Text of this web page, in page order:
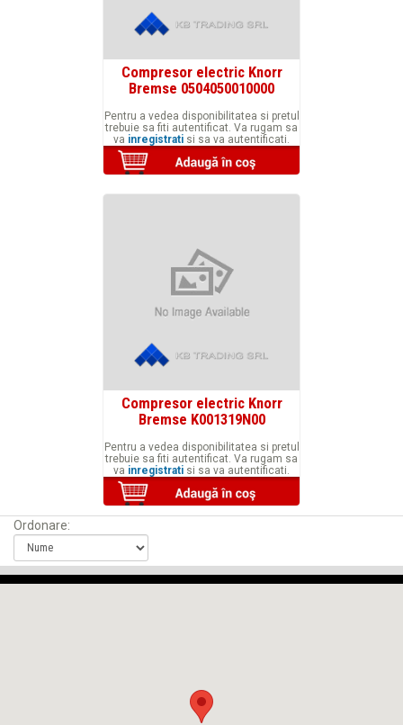
Compresor electric Knorr
Bremse 0504050010000
Pentru a vedea disponibilitatea si pretul
trebuie sa fiti autentificat. Va rugam sa
va inregistrati si sa va autentificati.
Compresor electric Knorr
Bremse K001319N00
Pentru a vedea disponibilitatea si pretul
trebuie sa fiti autentificat. Va rugam sa
va inregistrati si sa va autentificati.
Ordonare: